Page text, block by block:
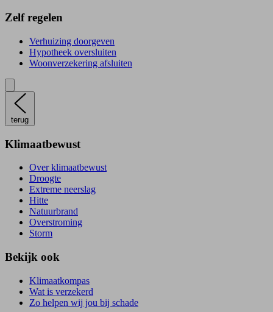
Zelf regelen
Verhuizing doorgeven
Hypotheek oversluiten
Woonverzekering afsluiten
terug
Klimaatbewust
Over klimaatbewust
Droogte
Extreme neerslag
Hitte
Natuurbrand
Overstroming
Storm
Bekijk ook
Klimaatkompas
Wat is verzekerd
Zo helpen wij jou bij schade